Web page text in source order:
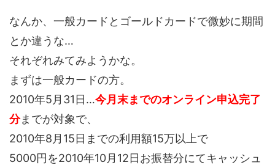
なんか、一般カードとゴールドカードで微妙に期間
とか違うな…
それぞれみてみようかな。
まずは一般カードの方。
2010年5月31日…今月末までのオンライン申込完了
分までが対象で、
2010年8月15日までの利用額15万以上で
5000円を2010年10月12日お振替分にてキャッシュ